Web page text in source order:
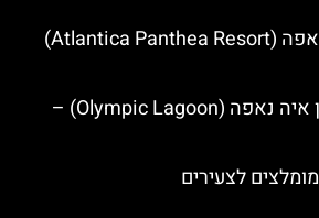
מלון פאנטה איה נאפה (Atlantica Panthea Resort)
מלון אולימפיק לגון איה נאפה (Olympic Lagoon) –
לצעירים